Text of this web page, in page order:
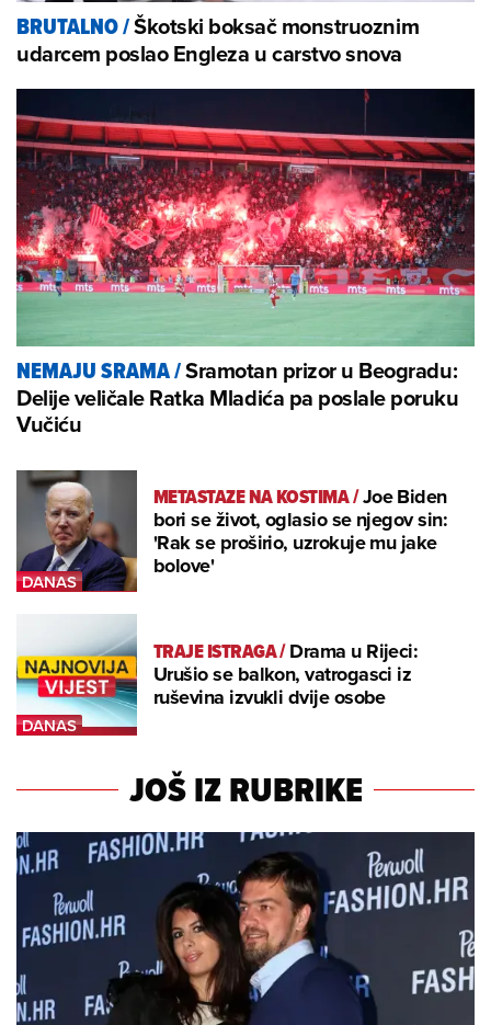
BRUTALNO/Škotski boksač monstruoznim
udarcem poslao Engleza u carstvo snova
NEMAJU SRAMA/Sramotan prizor u Beogradu:
Delije veličale Ratka Mladića pa poslale poruku
Vučiću
METASTAZE NA KOSTIMA/Joe Biden
bori se život, oglasio se njegov sin:
'Rak se proširio, uzrokuje mu jake
bolove'
TRAJE ISTRAGA/Drama u Rijeci:
Urušio se balkon, vatrogasci iz
ruševina izvukli dvije osobe
JOŠ IZ RUBRIKE